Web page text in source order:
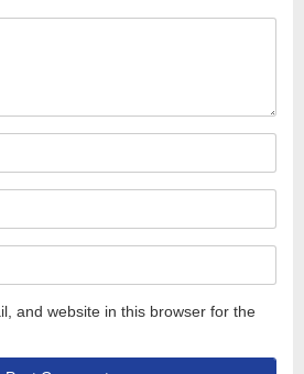
and website in this browser for the